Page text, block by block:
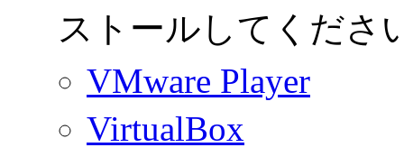
ストールしてくださ
VMware Player
VirtualBox